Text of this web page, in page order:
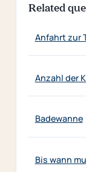
Related
Anfahrt zur
Anzahl der
Badewanne
Bis wann